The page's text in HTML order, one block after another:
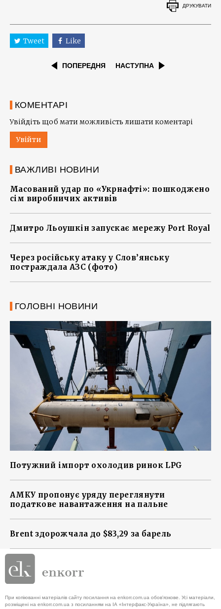
ДРУКУВАТИ
Tweet Like
ПОПЕРЕДНЯ НАСТУПНА
КОМЕНТАРІ
Увійдіть щоб мати можливість лишати коментарі
Увійти
ВАЖЛИВІ НОВИНИ
Масований удар по «Укрнафті»: пошкоджено
сім виробничих активів
Дмитро Льоушкін запускає мережу Port Royal
Через російську атаку у Слов’янську
постраждала АЗС (фото)
ГОЛОВНІ НОВИНИ
Потужний імпорт охолодив ринок LPG
АМКУ пропонує уряду переглянути
податкове навантаження на пальне
Brent здорожчала до $83,29 за барель
При копіюванні матеріалів сайту посилання на enkorr.com.ua обов'язкове. Усі матеріали,
розміщені на enkorr.com.ua з посиланням на ІА «Інтерфакс-Україна», не підлягають